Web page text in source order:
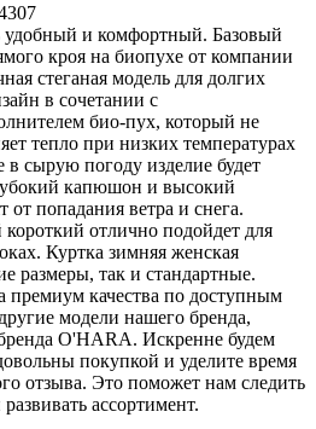
удобный и комфортный. Базовый
кроя на биопухе от компании
стеганая модель для долгих
в сочетании с
био-пух, который не
тепло при низких температурах
в сырую погоду изделие будет
капюшон и высокий
от попадания ветра и снега.
отлично подойдет для
Куртка зимняя женская
размеры, так и стандартные.
премиум качества по доступным
модели нашего бренда,
O'HARA. Искренне будем
покупкой и уделите время
отзыва. Это поможет нам следить
ассортимент.